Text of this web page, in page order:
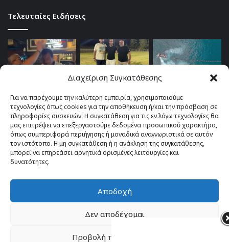
Διαχείριση Συγκατάθεσης
Για να παρέχουμε την καλύτερη εμπειρία, χρησιμοποιούμε
τεχνολογίες όπως cookies για την αποθήκευση ή/και την πρόσβαση σε
πληροφορίες συσκευών. Η συγκατάθεση για τις εν λόγω τεχνολογίες θα
μας επιτρέψει να επεξεργαστούμε δεδομένα προσωπικού χαρακτήρα,
όπως συμπεριφορά περιήγησης ή μοναδικά αναγνωριστικά σε αυτόν
τον ιστότοπο. Η μη συγκατάθεση ή η ανάκληση της συγκατάθεσης,
μπορεί να επηρεάσει αρνητικά ορισμένες λειτουργίες και
δυνατότητες.
Αποδοχή
Δεν αποδέχομαι
Προβολή προτιμήσεων
Τελευταίες Ειδήσεις
© Copyright 2026, All Rights Reserved |TOP fm 102.4